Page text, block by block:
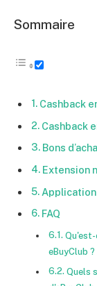
Sommaire
Cashback
Cashback
Bons
Extension
FAQ
Qu'est-
eBuyClub ?
Quels